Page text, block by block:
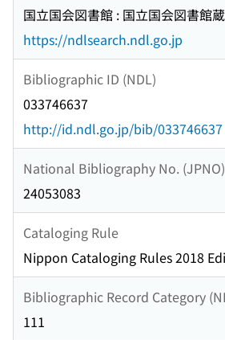
国立国会図書館 : 国立国会図書館
https://ndlsearch.ndl.go.jp
Bibliographic ID (NDL)
033746637
http://id.ndl.go.jp/bib/033746637
National Bibliography No. (JPNO)
24053083
Cataloging Rule
Nippon Cataloging Rules 2018
Bibliographic Record Category
111